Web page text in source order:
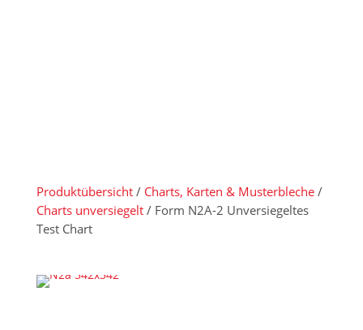
Produktübersicht/ Charts, Karten & Musterbleche/
Charts unversiegelt/ Form N2A-2 Unversiegeltes
Test Chart